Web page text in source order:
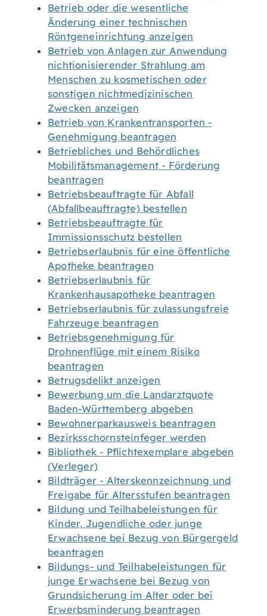
Betrieb oder die wesentliche
Änderung einer technischen
Röntgeneinrichtung anzeigen
Betrieb von Anlagen zur Anwendung
nichtionisierender Strahlung am
Menschen zu kosmetischen oder
sonstigen nichtmedizinischen
Zwecken anzeigen
Betrieb von Krankentransporten -
Genehmigung beantragen
Betriebliches und Behördliches
Mobilitätsmanagement - Förderung
beantragen
Betriebsbeauftragte für Abfall
(Abfallbeauftragte) bestellen
Betriebsbeauftragte für
Immissionsschutz bestellen
Betriebserlaubnis für eine öffentliche
Apotheke beantragen
Betriebserlaubnis für
Krankenhausapotheke beantragen
Betriebserlaubnis für zulassungsfreie
Fahrzeuge beantragen
Betriebsgenehmigung für
Drohnenflüge mit einem Risiko
beantragen
Betrugsdelikt anzeigen
Bewerbung um die Landarztquote
Baden-Württemberg abgeben
Bewohnerparkausweis beantragen
Bezirksschornsteinfeger werden
Bibliothek - Pflichtexemplare abgeben
(Verleger)
Bildträger - Alterskennzeichnung und
Freigabe für Altersstufen beantragen
Bildung und Teilhabeleistungen für
Kinder, Jugendliche oder junge
Erwachsene bei Bezug von Bürgergeld
beantragen
Bildungs- und Teilhabeleistungen für
junge Erwachsene bei Bezug von
Grundsicherung im Alter oder bei
Erwerbsminderung beantragen